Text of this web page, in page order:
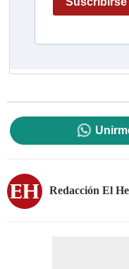
Redacción El